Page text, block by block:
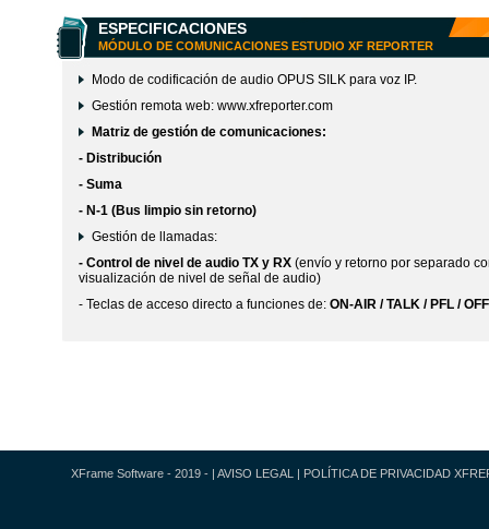
ESPECIFICACIONES
MÓDULO DE COMUNICACIONES ESTUDIO XF REPORTER
Modo de codificación de audio OPUS SILK para voz IP.
Gestión remota web: www.xfreporter.com
Matriz de gestión de comunicaciones:
- Distribución
- Suma
- N-1 (Bus limpio sin retorno)
Gestión de llamadas:
- Control de nivel de audio TX y RX (envío y retorno por separado
visualización de nivel de señal de audio)
- Teclas de acceso directo a funciones de: ON-AIR / TALK / PFL /
XFrame Software - 2019 - | AVISO LEGAL | POLÍTICA DE PRIVACIDAD